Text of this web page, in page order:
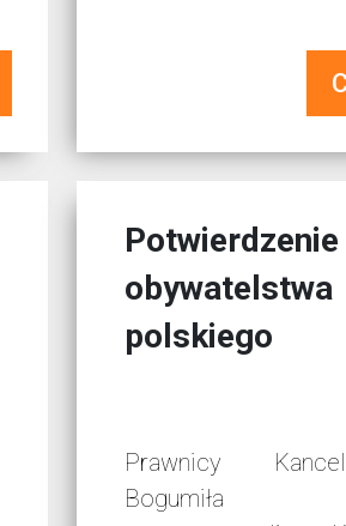
Potwierdzenie
obywatelstwa
polskiego
Prawnicy
Bogumiła